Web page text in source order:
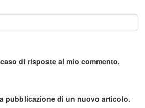
di risposte al mio commento.
pubblicazione di un nuovo articolo.